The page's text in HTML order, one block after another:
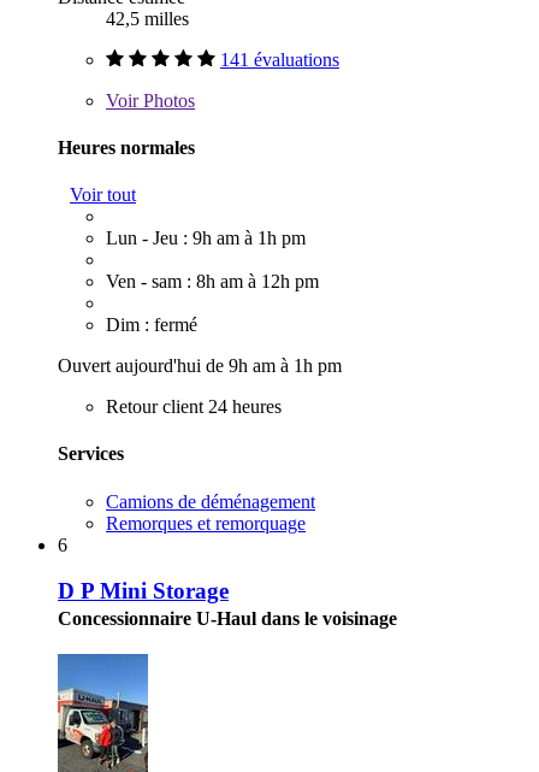
42,5 milles
141 évaluations
VoirPhotos
Heures normales
Voir tout
Lun - Jeu : 9h am à 1h pm
Ven - sam : 8h am à 12h pm
Dim : fermé
Ouvert aujourd'hui de 9h am à 1h pm
Retour client 24 heures
Services
Camions de déménagement
Remorques et remorquage
6
D P Mini Storage
Concessionnaire U-Haul dans le voisinage